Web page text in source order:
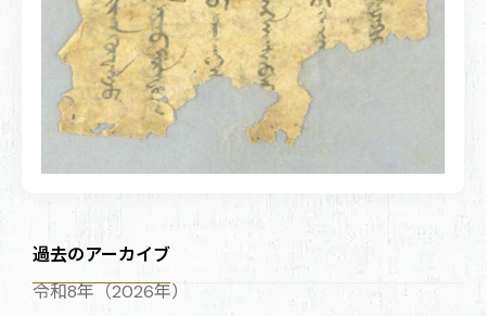
過去のアーカイブ
令和8年（2026年）